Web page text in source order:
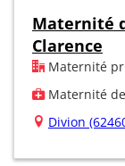
Maternité
Clarence
Maternité
Maternité
Divion